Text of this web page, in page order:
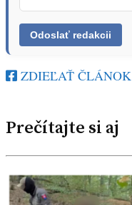
ZDIEĽAŤ ČLÁNOK
Prečítajte si aj